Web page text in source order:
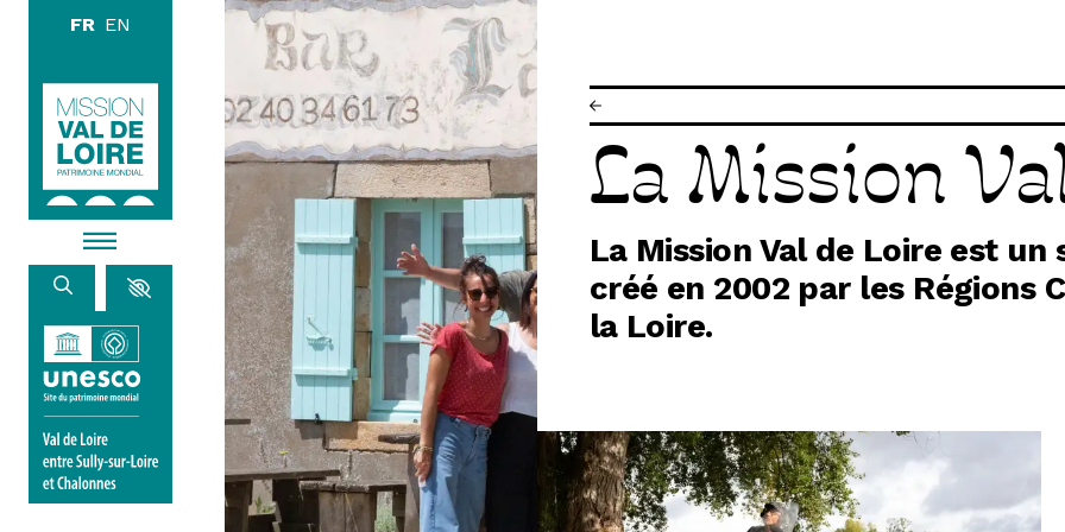
Aller au contenu principal
La Mission
La Mission Val de Loire est
créé en 2002 par les Régions
la Loire.
DÉCOUVRIR
EXPLORER
ARPENTER
HABITER
AGENDA
ACTUALITÉS
RESSOURCES
ICONOTHÈQUE
LA MISSION VAL DE LOIRE